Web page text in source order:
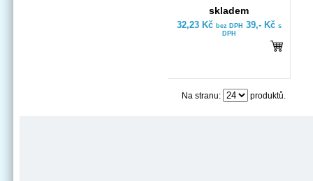
skladem
32,23 Kč bez DPH 39,- Kč s
DPH
Na stranu: produktů.